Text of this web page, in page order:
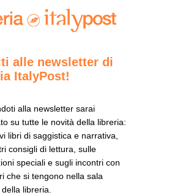
alle newsletter di
ItalyPost!
alla newsletter sarai
su tutte le novità della libreria:
libri di saggistica e narrativa,
consigli di lettura, sulle
speciali e sugli incontri con
che si tengono nella sala
libreria.